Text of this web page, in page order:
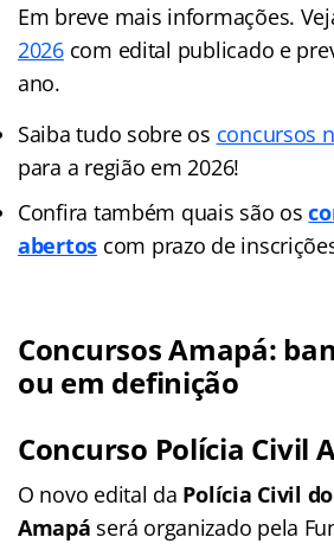
Em breve mais informações.
2026com edital publicado e
ano.
Saiba tudo sobre os concursos
para a região em 2026!
Confira também quais são os
abertos com prazo de
Concursos Amapá:
ou em definição
Concurso Polícia Civil
O novo edital da Polícia Civil
Amapá será organizado pela